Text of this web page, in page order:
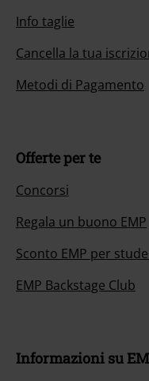
Info taglie
Cancella la tua
Metodi di Pagamento
Offerte per te
Concorsi
Regala un buono EMP
Sconto EMP per
EMP Backstage Club
Informazioni su